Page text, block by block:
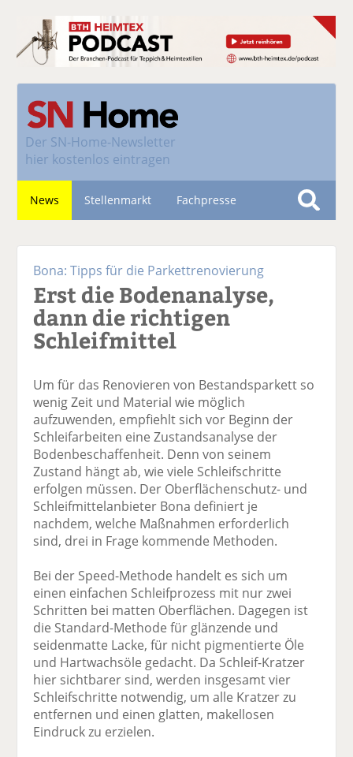
Der SN-Home-Newsletter
hier kostenlos eintragen
News Stellenmarkt Fachpresse
S
Bona: Tipps für die Parkettrenovierung
Erst die Bodenanalyse,
dann die richtigen
Schleifmittel
Um für das Renovieren von Bestandsparkett so
wenig Zeit und Material wie möglich
aufzuwenden, empfiehlt sich vor Beginn der
Schleifarbeiten eine Zustandsanalyse der
Bodenbeschaffenheit. Denn von seinem
Zustand hängt ab, wie viele Schleifschritte
erfolgen müssen. Der Oberflächenschutz- und
Schleifmittelanbieter Bona definiert je
nachdem, welche Maßnahmen erforderlich
sind, drei in Frage kommende Methoden.
Bei der Speed-Methode handelt es sich um
einen einfachen Schleifprozess mit nur zwei
Schritten bei matten Oberflächen. Dagegen ist
die Standard-Methode für glänzende und
seidenmatte Lacke, für nicht pigmentierte Öle
und Hartwachsöle gedacht. Da Schleif-Kratzer
hier sichtbarer sind, werden insgesamt vier
Schleifschritte notwendig, um alle Kratzer zu
entfernen und einen glatten, makellosen
Eindruck zu erzielen.